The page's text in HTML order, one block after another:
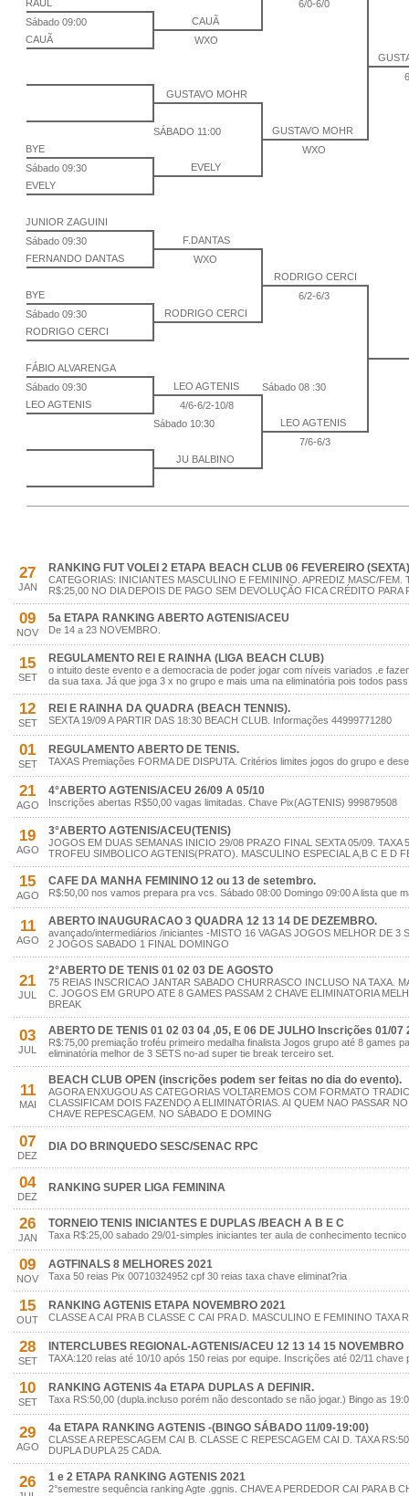
RAUL
6/0-6/0
Sábado 09:00
CAUÃ
CAUÃ
WXO
GUSTAVO MOHR
SÁBADO 11:00
GUSTAVO MOHR
BYE
WXO
Sábado 09:30
EVELY
EVELY
JUNIOR ZAGUINI
Sábado 09:30
F.DANTAS
FERNANDO DANTAS
WXO
RODRIGO CERCI
BYE
6/2-6/3
Sábado 09:30
RODRIGO CERCI
RODRIGO CERCI
FÁBIO ALVARENGA
Sábado 09:30
LEO AGTENIS
Sábado 08 :30
LEO AGTENIS
4/6-6/2-10/8
Sábado 10:30
LEO AGTENIS
7/6-6/3
JU BALBINO
27
JAN
RANKING FUT VOLEI 2 ETAPA BEACH CLUB 06 FEVEREIRO (SEXTA)
CATEGORIAS: INICIANTES MASCULINO E FEMININO. APREDIZ MASC/FEM.
R$:25,00 NO DIA DEPOIS DE PAGO SEM DEVOLUÇÃO FICA CRÉDITO PARA
09
NOV
5a ETAPA RANKING ABERTO AGTENIS/ACEU
De 14 a 23 NOVEMBRO.
15
SET
REGULAMENTO REI E RAINHA (LIGA BEACH CLUB)
o intuito deste evento e a democracia de poder jogar com níveis variados .e
da sua taxa. Já que joga 3 x no grupo e mais uma na eliminatória pois todos pass
12
SET
REI E RAINHA DA QUADRA (BEACH TENNIS).
SEXTA 19/09 A PARTIR DAS 18:30 BEACH CLUB. Informações 44999771280
01
SET
REGULAMENTO ABERTO DE TENIS.
TAXAS Premiações FORMA DE DISPUTA. Critérios limites jogos do grupo e
21
AGO
4°ABERTO AGTENIS/ACEU 26/09 A 05/10
Inscrições abertas R$50,00 vagas limitadas. Chave Pix(AGTENIS) 999879508
19
AGO
3°ABERTO AGTENIS/ACEU(TENIS)
JOGOS EM DUAS SEMANAS INICIO 29/08 PRAZO FINAL SEXTA 05/09. TAXA
TROFEU SIMBOLICO AGTENIS(PRATO). MASCULINO ESPECIAL A,B C E D
15
AGO
CAFE DA MANHA FEMININO 12 ou 13 de setembro.
R$:50,00 nos vamos prepara pra vcs. Sábado 08:00 Domingo 09:00 A lista que
11
AGO
ABERTO INAUGURACAO 3 QUADRA 12 13 14 DE DEZEMBRO.
avançado/intermediários /iniciantes -MISTO 16 VAGAS JOGOS MELHOR DE 3
2 JOGOS SABADO 1 FINAL DOMINGO
21
JUL
2°ABERTO DE TENIS 01 02 03 DE AGOSTO
75 REIAS INSCRICAO JANTAR SABADO CHURRASCO INCLUSO NA TAXA.
C. JOGOS EM GRUPO ATE 8 GAMES PASSAM 2 CHAVE ELIMINATORIA
BREAK
03
JUL
ABERTO DE TENIS 01 02 03 04 ,05, E 06 DE JULHO Inscrições 01/07
R$:75,00 premiação troféu primeiro medalha finalista Jogos grupo até 8 games
eliminatória melhor de 3 SETS no-ad super tie break terceiro set.
11
MAI
BEACH CLUB OPEN (inscrições podem ser feitas no dia do evento).
AGORA ENXUGOU AS CATEGORIAS VOLTAREMOS COM FORMATO
CLASSIFICAM DOIS FAZENDO A ELIMINATÓRIAS. AI QUEM NAO PASSAR
CHAVE REPESCAGEM. NO SÁBADO E DOMING
07
DEZ
DIA DO BRINQUEDO SESC/SENAC RPC
04
DEZ
RANKING SUPER LIGA FEMININA
26
JAN
TORNEIO TENIS INICIANTES E DUPLAS /BEACH A B E C
Taxa R$:25,00 sabado 29/01-simples iniciantes ter aula de conhecimento
09
NOV
AGTFINALS 8 MELHORES 2021
Taxa 50 reias Pix 00710324952 cpf 30 reias taxa chave eliminat?ria
15
OUT
RANKING AGTENIS ETAPA NOVEMBRO 2021
CLASSE A CAI PRA B CLASSE C CAI PRA D. MASCULINO E FEMININO TAXA
28
SET
INTERCLUBES REGIONAL-AGTENIS/ACEU 12 13 14 15 NOVEMBRO
TAXA:120 reias até 10/10 após 150 reias por equipe. Inscrições até 02/11 chave
10
SET
RANKING AGTENIS 4a ETAPA DUPLAS A DEFINIR.
Taxa RS:50,00 (dupla.incluso porém não descontado se não jogar.) Bingo as
29
AGO
4a ETAPA RANKING AGTENIS -(BINGO SÁBADO 11/09-19:00)
CLASSE A REPESCAGEM CAI B. CLASSE C REPESCAGEM CAI D. TAXA
DUPLA DUPLA 25 CADA.
26 1 e 2 ETAPA RANKING AGTENIS 2021
2°semestre sequência ranking Agte .ggnis. CHAVE A PERDEDOR CAI PARA B